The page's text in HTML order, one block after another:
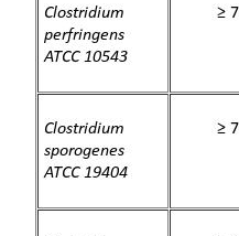
Clostridium
perfringens
ATCC 10543
≥
Clostridium
sporogenes
ATCC 19404
≥